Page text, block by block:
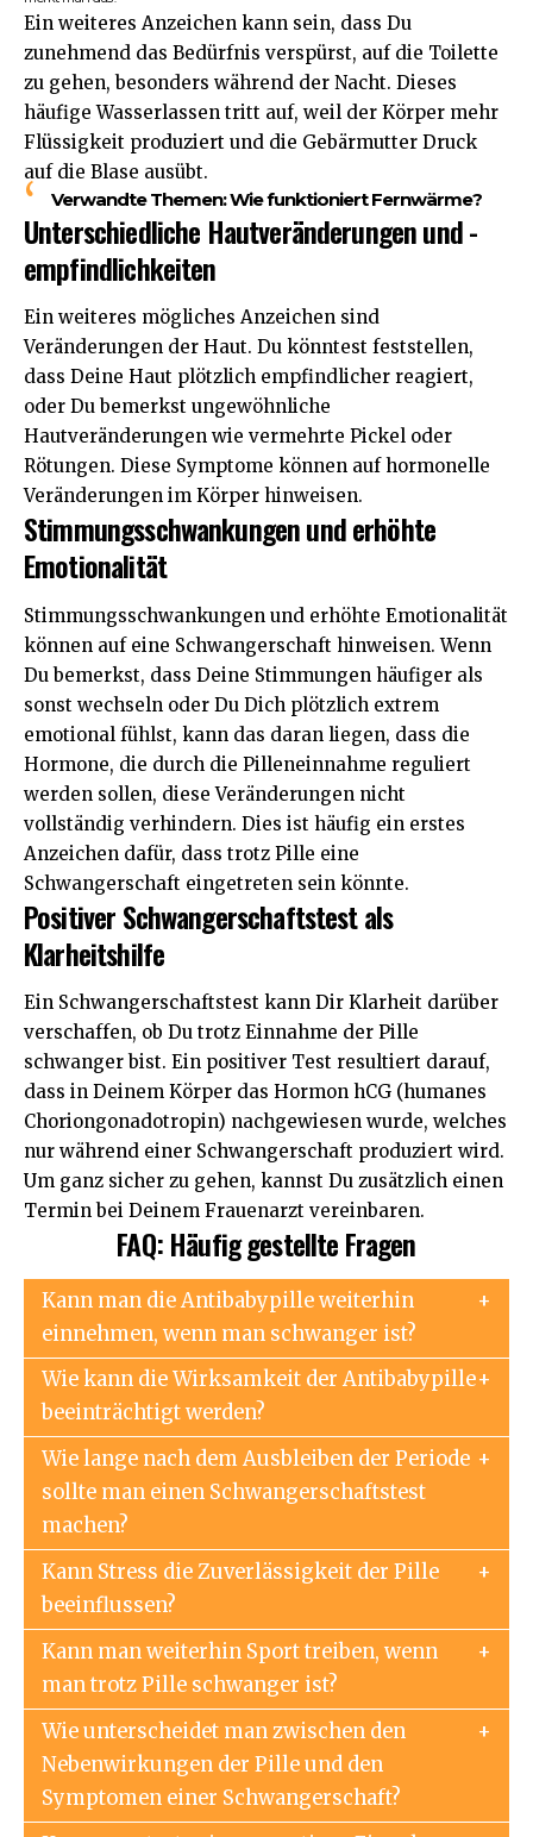
Ein weiteres Anzeichen kann sein, dass Du
zunehmend das Bedürfnis verspürst, auf die Toilette
zu gehen, besonders während der Nacht. Dieses
häufige Wasserlassen tritt auf, weil der Körper mehr
Flüssigkeit produziert und die Gebärmutter Druck
auf die Blase ausübt.
Verwandte Themen:Wie funktioniert Fernwärme?
Unterschiedliche Hautveränderungen und -
empfindlichkeiten
Ein weiteres mögliches Anzeichen sind
Veränderungen der Haut. Du könntest feststellen,
dass Deine Haut plötzlich empfindlicher reagiert,
oder Du bemerkst ungewöhnliche
Hautveränderungen wie vermehrte Pickel oder
Rötungen. Diese Symptome können auf hormonelle
Veränderungen im Körper hinweisen.
Stimmungsschwankungen und erhöhte
Emotionalität
Stimmungsschwankungen und erhöhte Emotionalität
können auf eine Schwangerschaft hinweisen. Wenn
Du bemerkst, dass Deine Stimmungen häufiger als
sonst wechseln oder Du Dich plötzlich extrem
emotional fühlst, kann das daran liegen, dass die
Hormone, die durch die Pilleneinnahme reguliert
werden sollen, diese Veränderungen nicht
vollständig verhindern. Dies ist häufig ein erstes
Anzeichen dafür, dass trotz Pille eine
Schwangerschaft eingetreten sein könnte.
Positiver Schwangerschaftstest als
Klarheitshilfe
Ein Schwangerschaftstest kann Dir Klarheit darüber
verschaffen, ob Du trotz Einnahme der Pille
schwanger bist. Ein positiver Test resultiert darauf,
dass in Deinem Körper das Hormon hCG (humanes
Choriongonadotropin) nachgewiesen wurde, welches
nur während einer Schwangerschaft produziert wird.
Um ganz sicher zu gehen, kannst Du zusätzlich einen
Termin bei Deinem Frauenarzt vereinbaren.
FAQ: Häufig gestellte Fragen
Kann man die Antibabypille weiterhin
einnehmen, wenn man schwanger ist?
Wie kann die Wirksamkeit der Antibabypille
beeinträchtigt werden?
Wie lange nach dem Ausbleiben der Periode
sollte man einen Schwangerschaftstest
machen?
Kann Stress die Zuverlässigkeit der Pille
beeinflussen?
Kann man weiterhin Sport treiben, wenn
man trotz Pille schwanger ist?
Wie unterscheidet man zwischen den
Nebenwirkungen der Pille und den
Symptomen einer Schwangerschaft?